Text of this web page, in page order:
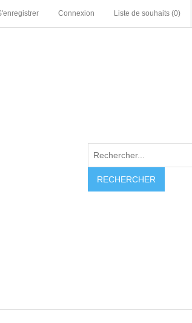
Connexion Liste de souhaits (0)
RECHERCHER